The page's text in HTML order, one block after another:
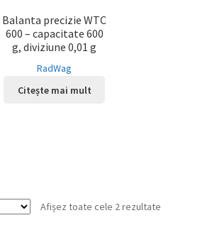
Balanta precizie WTC
600 – capacitate 600
g, diviziune 0,01 g
RadWag
Citește mai mult
Afișez toate cele 2 rezultate